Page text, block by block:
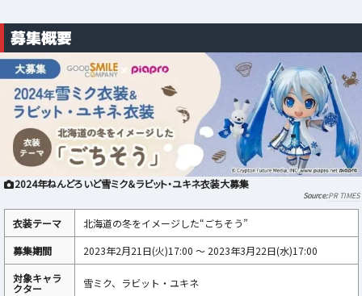
募集概要
2024年ねんどろいど雪ミク＆ラビット・ユキネ衣装大募集
PR TIMES
衣装テーマ
北海道の冬をイメージした“ごちそう”
募集期間
2023年2月21日(火)17:00 ～ 2023年3月22日(水)17:00
対象キャラ
クター 雪ミク、ラビット・ユキネ